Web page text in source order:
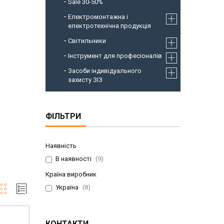
Sale 30-50%
Електромонтажна і
електротехнічна продукція
Світильники
Інструмент для професіоналів
Засоби індивідуального
захисту ЗІЗ
ФІЛЬТРИ
Наявність
В наявності
9
Країна виробник
Україна
8